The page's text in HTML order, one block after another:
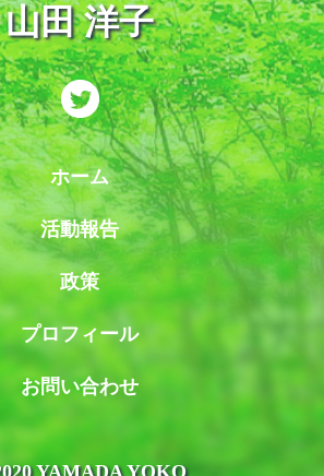
山田 洋子
ホーム
活動報告
政策
プロフィール
お問い合わせ
YAMADA YOKO